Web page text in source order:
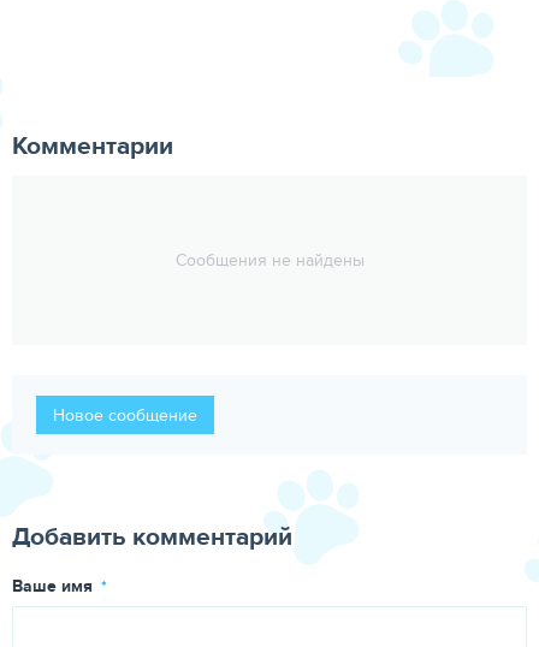
Комментарии
Сообщения не найдены
Новое сообщение
Добавить комментарий
Ваше имя